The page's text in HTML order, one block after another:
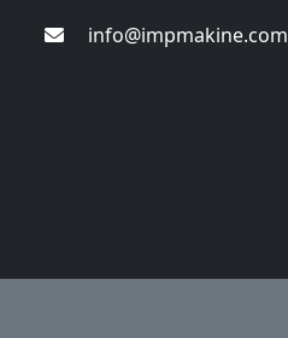
info@impmakine.com